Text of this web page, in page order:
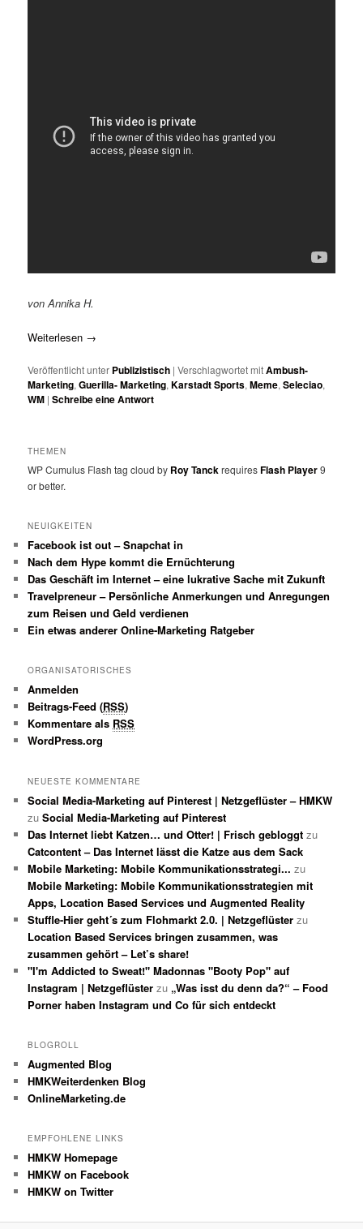
von Annika H.
Weiterlesen →
Veröffentlicht unter Publizistisch |Verschlagwortet mitAmbush-
Marketing,Guerilla- Marketing,Karstadt Sports,Meme,Seleciao,
WM |Schreibe eine Antwort
THEMEN
WP Cumulus Flash tag cloud by Roy TanckrequiresFlash Player9
or better.
NEUIGKEITEN
Facebook ist out – Snapchat in
Nach dem Hype kommt die Ernüchterung
Das Geschäft im Internet – eine lukrative Sache mit Zukunft
Travelpreneur – Persönliche Anmerkungen und Anregungen
zum Reisen und Geld verdienen
Ein etwas anderer Online-Marketing Ratgeber
ORGANISATORISCHES
Anmelden
Beitrags-Feed (RSS)
Kommentare als RSS
WordPress.org
NEUESTE KOMMENTARE
Social Media-Marketing auf Pinterest | Netzgeflüster – HMKW
zuSocial Media-Marketing auf Pinterest
Das Internet liebt Katzen… und Otter! | Frisch gebloggt zu
Catcontent – Das Internet lässt die Katze aus dem Sack
Mobile Marketing: Mobile Kommunikationsstrategi... zu
Mobile Marketing: Mobile Kommunikationsstrategien mit
Apps, Location Based Services und Augmented Reality
Stuffle-Hier geht´s zum Flohmarkt 2.0. | Netzgeflüster zu
Location Based Services bringen zusammen, was
zusammen gehört – Let’s share!
"I'm Addicted to Sweat!" Madonnas "Booty Pop" auf
Instagram | Netzgeflüster zu „Was isst du denn da?“ – Food
Porner haben Instagram und Co für sich entdeckt
BLOGROLL
Augmented Blog
HMKWeiterdenken Blog
OnlineMarketing.de
EMPFOHLENE LINKS
HMKW Homepage
HMKW on Facebook
HMKW on Twitter